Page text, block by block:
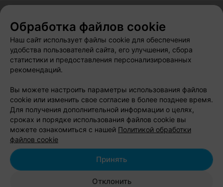
О проекте Новости проекта
Вакансии
Публичный договор
Способы оплаты
Публичный договор по использованию сервиса
Написать в поддержку
Связаться по вопросам сотрудничества
Написать руководителю relax.by
Обработка персональных данных
Обработка файлов cookie
Наш сайт использует файлы cookie для обеспечения
удобства пользователей сайта, его улучшения, сбора
статистики и предоставления персонализированных
рекомендаций.
Вы можете настроить параметры использования файлов
cookie или изменить свое согласие в более позднее время.
Для получения дополнительной информации о целях,
сроках и порядке использования файлов cookie вы
можете ознакомиться с нашей Политикой обработки
файлов cookie
Отклонить
Принять